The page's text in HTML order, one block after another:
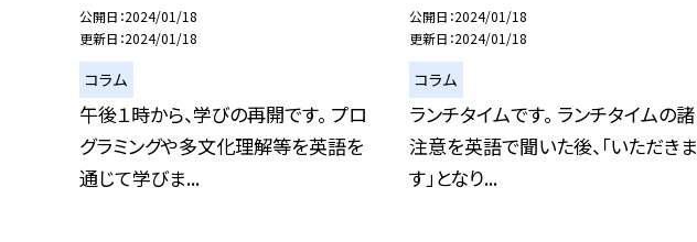
公開日 2024/01/18
更新日 2024/01/18
コラム
午後１時から、学びの再開です。 プロ
グラミングや多文化理解等を英語を
通じて学びま...
公開日 2024/01/18
更新日 2024/01/18
コラム
ランチタイムです。 ランチタイムの諸
注意を英語で聞いた後、「いただきま
す」となり...